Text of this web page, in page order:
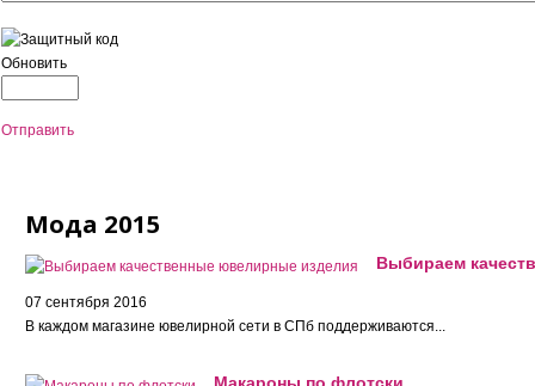
Обновить
Отправить
Мода 2015
Выбираем
07 сентября 2016
В каждом магазине ювелирной сети в СПб поддерживаются...